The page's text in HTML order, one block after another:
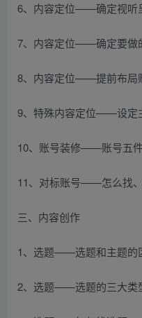
6、内容定位——确定视听
7、内容定位——确定要做
8、内容定位——提前布局
9、特殊内容定位——设定
10、账号装修——账号五
11、对标账号——怎么找
三、内容创作
1、选题——选题和主题的
2、选题——选题的三大类